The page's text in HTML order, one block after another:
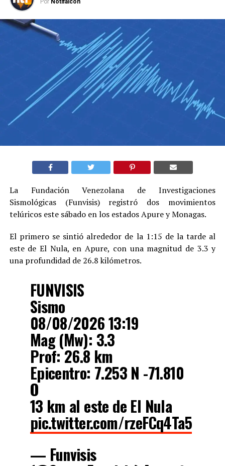
La Fundación Venezolana de Investigaciones
Sismológicas (Funvisis) registró dos movimientos
telúricos este sábado en los estados Apure y Monagas.
El primero se sintió alrededor de la 1:15 de la tarde al
este de El Nula, en Apure, con una magnitud de 3.3 y
una profundidad de 26.8 kilómetros.
FUNVISIS
Sismo
08/08/2026 13:19
Mag (Mw): 3.3
Prof: 26.8 km
Epicentro: 7.253 N -71.810
O
13 km al este de El Nula
pic.twitter.com/rzeFCq4Ta5
— Funvisis